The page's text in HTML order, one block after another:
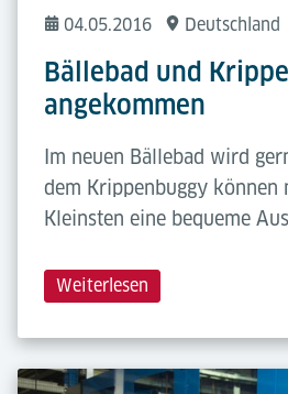
04.05.2016 Deutschland
Bällebad und
angekommen
Im neuen Bällebad wird
dem Krippenbuggy können
Kleinsten eine bequeme
Weiterlesen